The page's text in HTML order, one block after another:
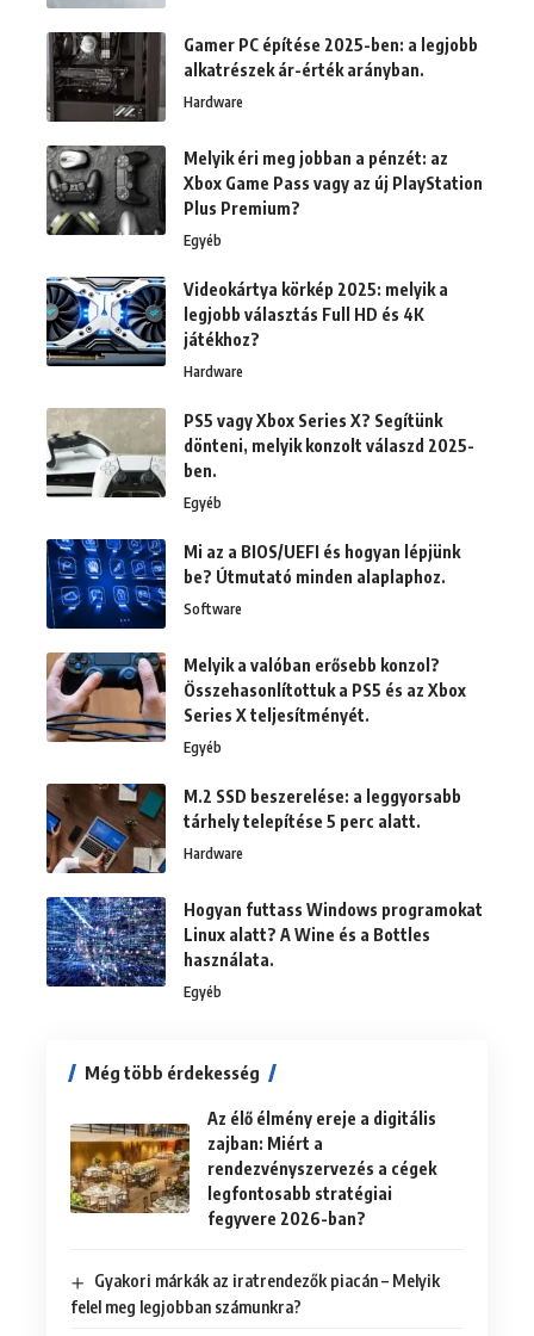
Gamer PC építése 2025-ben: a legjobb
alkatrészek ár-érték arányban.
Hardware
Melyik éri meg jobban a pénzét: az
Xbox Game Pass vagy az új PlayStation
Plus Premium?
Egyéb
Videokártya körkép 2025: melyik a
legjobb választás Full HD és 4K
játékhoz?
Hardware
PS5 vagy Xbox Series X? Segítünk
dönteni, melyik konzolt válaszd 2025-
ben.
Egyéb
Mi az a BIOS/UEFI és hogyan lépjünk
be? Útmutató minden alaplaphoz.
Software
Melyik a valóban erősebb konzol?
Összehasonlítottuk a PS5 és az Xbox
Series X teljesítményét.
Egyéb
M.2 SSD beszerelése: a leggyorsabb
tárhely telepítése 5 perc alatt.
Hardware
Hogyan futtass Windows programokat
Linux alatt? A Wine és a Bottles
használata.
Egyéb
Még több érdekesség
Az élő élmény ereje a digitális
zajban: Miért a
rendezvényszervezés a cégek
legfontosabb stratégiai
fegyvere 2026-ban?
Gyakori márkák az iratrendezők piacán – Melyik
felel meg legjobban számunkra?